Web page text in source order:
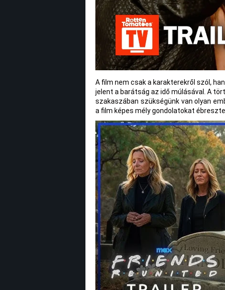
A film nem csak a karakterekről szól,
jelent a barátság az idő múlásával. A
szakaszában szükségünk van olyan
a film képes mély gondolatokat